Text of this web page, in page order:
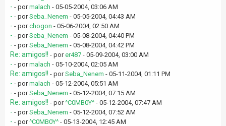
- - pormalach - 05-05-2004, 03:06 AM
- - porSeba_Nenem - 05-05-2004, 04:43 AM
- - porchogon - 05-06-2004, 02:50 AM
- - porSeba_Nenem - 05-08-2004, 04:40 PM
- - porSeba_Nenem - 05-08-2004, 04:42 PM
Re: amigos!! - porer487 - 05-09-2004, 03:00 AM
- - pormalach - 05-10-2004, 02:05 AM
Re: amigos!! - porSeba_Nenem - 05-11-2004, 01:11 PM
- - pormalach - 05-12-2004, 05:51 AM
- - porSeba_Nenem - 05-12-2004, 07:15 AM
Re: amigos!! - por^C0MB0Y^ - 05-12-2004, 07:47 AM
- - porSeba_Nenem - 05-12-2004, 07:52 AM
- - por^C0MB0Y^ - 05-13-2004, 12:45 AM